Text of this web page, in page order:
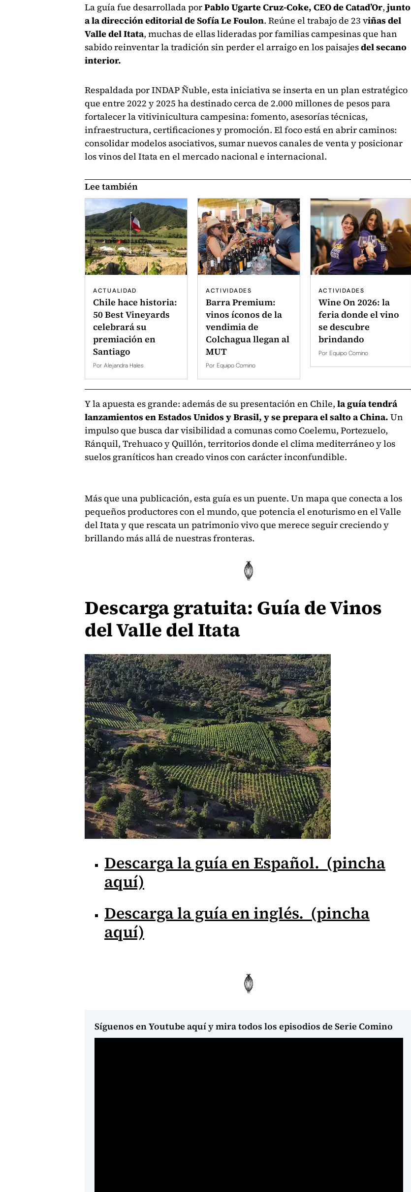
La guía fue desarrollada porPablo Ugarte Cruz-Coke, CEO de Catad’Or, junto
a la dirección editorial de Sofía Le Foulon. Reúne el trabajo de 23 viñas del
Valle del Itata, muchas de ellas lideradas por familias campesinas que han
sabido reinventar la tradición sin perder el arraigo en los paisajesdel secano
interior.
Respaldada por INDAP Ñuble, esta iniciativa se inserta en un plan estratégico
que entre 2022 y 2025 ha destinado cerca de 2.000 millones de pesos para
fortalecer la vitivinicultura campesina: fomento, asesorías técnicas,
infraestructura, certificaciones y promoción. El foco está en abrir caminos:
consolidar modelos asociativos, sumar nuevos canales de venta y posicionar
los vinos del Itata en el mercado nacional e internacional.
Lee también
ACTUALIDAD
Chile hace historia:
50 Best Vineyards
celebrará su
premiación en
Santiago
Por Alejandra Hales
ACTIVIDADES
Barra Premium:
vinos íconos de la
vendimia de
Colchagua llegan al
MUT
Por Equipo Comino
ACTIVIDADES
Wine On 2026: la
feria donde el vino
se descubre
brindando
Por Equipo Comino
Y la apuesta es grande: además de su presentación en Chile, la guía tendrá
lanzamientos en Estados Unidos y Brasil, y se prepara el salto a China. Un
impulso que busca dar visibilidad a comunas como Coelemu, Portezuelo,
Ránquil, Trehuaco y Quillón, territorios donde el clima mediterráneo y los
suelos graníticos han creado vinos con carácter inconfundible.
Más que una publicación, esta guía es un puente. Un mapa que conecta a los
pequeños productores con el mundo, que potencia el enoturismo en el Valle
del Itata y que rescata un patrimonio vivo que merece seguir creciendo y
brillando más allá de nuestras fronteras.
Descarga gratuita: Guía de Vinos
del Valle del Itata
Descarga la guía en Español. (pincha
aquí)
Descarga la guía en inglés. (pincha
aquí)
Síguenos en Youtube aquí y mira todos los episodios de Serie Comino